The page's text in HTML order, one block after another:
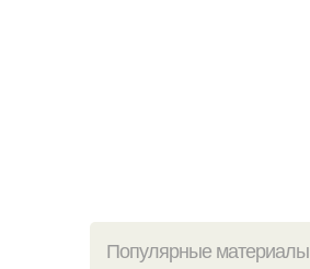
Популярные материалы